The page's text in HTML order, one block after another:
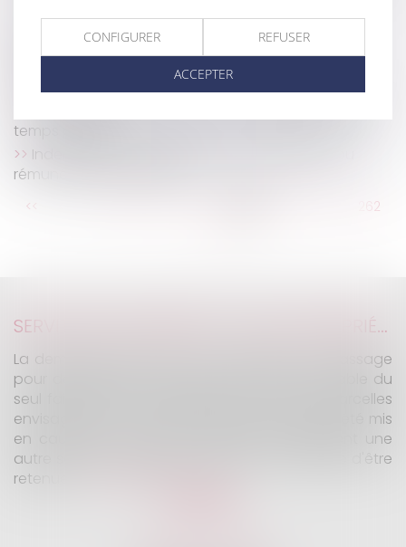
Paiement des cotisations URSSAF et portage
Ordonnance « copropriété » : projet de loi de
ratification
temps partiel »
Indemnité transactionnelle : indemnisation ou
rémunération du salarié ?
<< 262
SERVITUDE DE PASSAGE : TOUS LES PROPRIÉTAIRES VOISINS N'ONT PAS À ÊTRE APPELÉS EN JUSTICE
La demande tendant à fixer l'assiette d'un passage
pour désenclaver un fonds n'est pas irrecevable du
seul fait que les propriétaires de toutes les parcelles
envisagées au cours de l'expertise n'ont pas été mis
en cause. Encore faut-il qu'il existe réellement une
autre solution de désenclavement susceptible d'être
retenue.
CONFIGURER REFUSER
ACCEPTER